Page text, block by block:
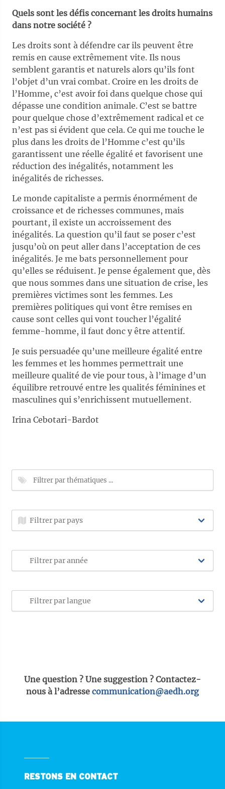
Quels sont les défis concernant les droits humains
dans notre société ?
Les droits sont à défendre car ils peuvent être
remis en cause extrêmement vite. Ils nous
semblent garantis et naturels alors qu’ils font
l’objet d’un vrai combat. Croire en les droits de
l’Homme, c’est avoir foi dans quelque chose qui
dépasse une condition animale. C’est se battre
pour quelque chose d’extrêmement radical et ce
n’est pas si évident que cela. Ce qui me touche le
plus dans les droits de l’Homme c’est qu’ils
garantissent une réelle égalité et favorisent une
réduction des inégalités, notamment les
inégalités de richesses.
Le monde capitaliste a permis énormément de
croissance et de richesses communes, mais
pourtant, il existe un accroissement des
inégalités. La question qu’il faut se poser c’est
jusqu’où on peut aller dans l’acceptation de ces
inégalités. Je me bats personnellement pour
qu’elles se réduisent. Je pense également que, dès
que nous sommes dans une situation de crise, les
premières victimes sont les femmes. Les
premières politiques qui vont être remises en
cause sont celles qui vont toucher l’égalité
femme-homme, il faut donc y être attentif.
Je suis persuadée qu’une meilleure égalité entre
les femmes et les hommes permettrait une
meilleure qualité de vie pour tous, à l’image d’un
équilibre retrouvé entre les qualités féminines et
masculines qui s’enrichissent mutuellement.
Irina Cebotari-Bardot
Une question ? Une suggestion ? Contactez-
nous à l’adresse communication@aedh.org
RESTONS EN CONTACT